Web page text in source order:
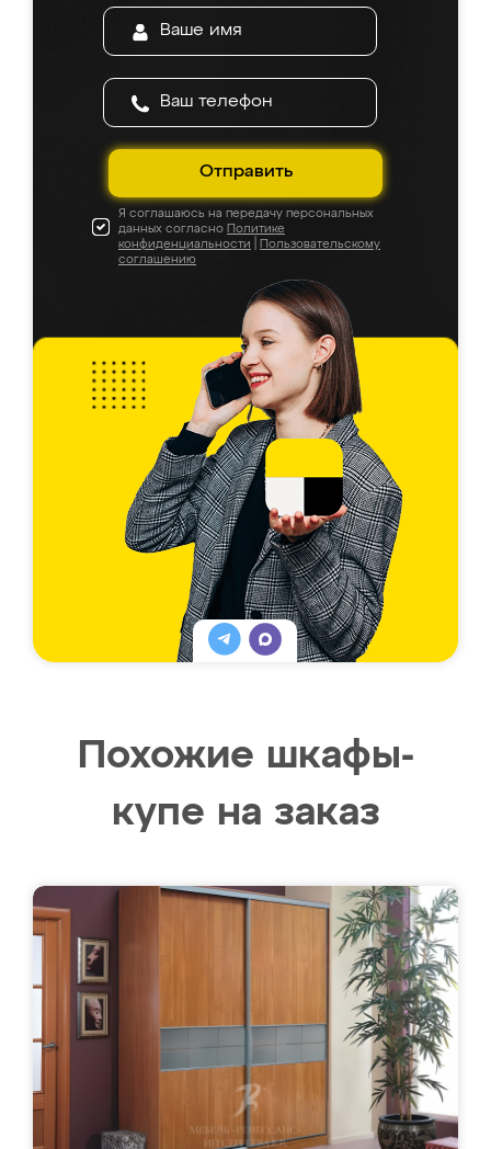
Отправить
Я соглашаюсь на передачу персональных
данных согласно Политике
конфиденциальности
Пользовательскому
соглашению
Похожие шкафы-
купе на заказ